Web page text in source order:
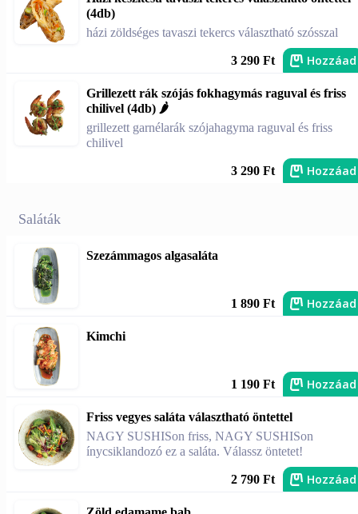
(4db)
házi zöldséges tavaszi tekercs választható szósszal
3 290 Ft Hozzáad
Grillezett rák szójás fokhagymás raguval és friss
chilivel (4db) 🌶️
grillezett garnélarák szójahagyma raguval és friss
chilivel
3 290 Ft Hozzáad
Saláták
Szezámmagos algasaláta
1 890 Ft Hozzáad
Kimchi
1 190 Ft Hozzáad
Friss vegyes saláta választható öntettel
NAGY SUSHISon friss, NAGY SUSHISon
ínycsiklandozó ez a saláta. Válassz öntetet!
2 790 Ft Hozzáad